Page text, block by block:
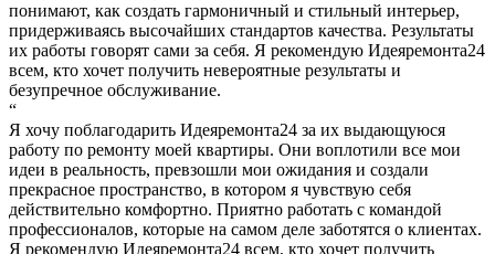
понимают, как создать гармоничный и стильный интерьер,
придерживаясь высочайших стандартов качества. Результаты
их работы говорят сами за себя. Я рекомендую Идеяремонта24
всем, кто хочет получить невероятные результаты и
безупречное обслуживание.
“
Я хочу поблагодарить Идеяремонта24 за их выдающуюся
работу по ремонту моей квартиры. Они воплотили все мои
идеи в реальность, превзошли мои ожидания и создали
прекрасное пространство, в котором я чувствую себя
действительно комфортно. Приятно работать с командой
профессионалов, которые на самом деле заботятся о клиентах.
Я рекомендую Идеяремонта24 всем, кто хочет получить